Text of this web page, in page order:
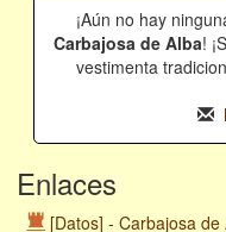
¡Aún no hay
Carbajosa de Alba!
vestimenta
Enlaces
[Datos] - Carbajosa